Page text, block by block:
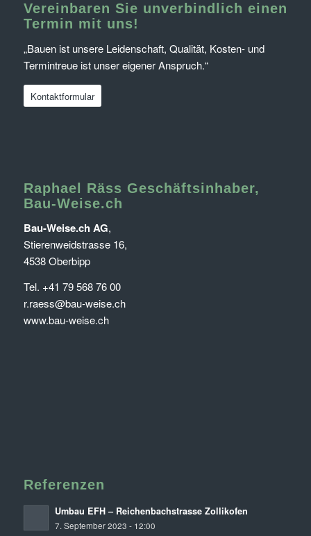
Vereinbaren Sie unverbindlich einen
Termin mit uns!
„Bauen ist unsere Leidenschaft, Qualität, Kosten- und
Termintreue ist unser eigener Anspruch.“
Kontaktformular
Raphael Räss Geschäftsinhaber,
Bau-Weise.ch
Bau-Weise.ch AG,
Stierenweidstrasse 16,
4538 Oberbipp
Tel. +41 79 568 76 00
r.raess@bau-weise.ch
www.bau-weise.ch
Referenzen
Umbau EFH – Reichenbachstrasse Zollikofen
7. September 2023 - 12:00